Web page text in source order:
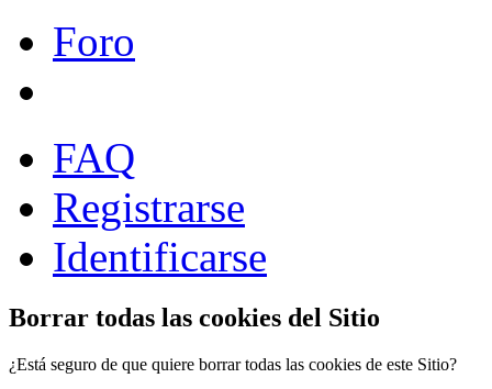
Foro
FAQ
Registrarse
Identificarse
Borrar todas las cookies del Sitio
¿Está seguro de que quiere borrar todas las cookies de este Sitio?